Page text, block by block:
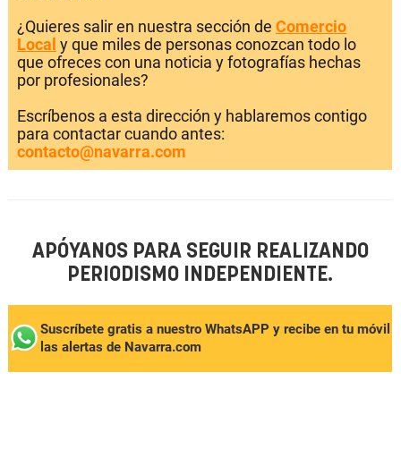
¿Quieres salir en nuestra sección de Comercio
Local y que miles de personas conozcan todo lo
que ofreces con una noticia y fotografías hechas
por profesionales?
Escríbenos a esta dirección y hablaremos contigo
para contactar cuando antes:
contacto@navarra.com
APÓYANOS PARA SEGUIR REALIZANDO
PERIODISMO INDEPENDIENTE.
Suscríbete gratis a nuestro WhatsAPP y recibe en tu móvil
las alertas de Navarra.com